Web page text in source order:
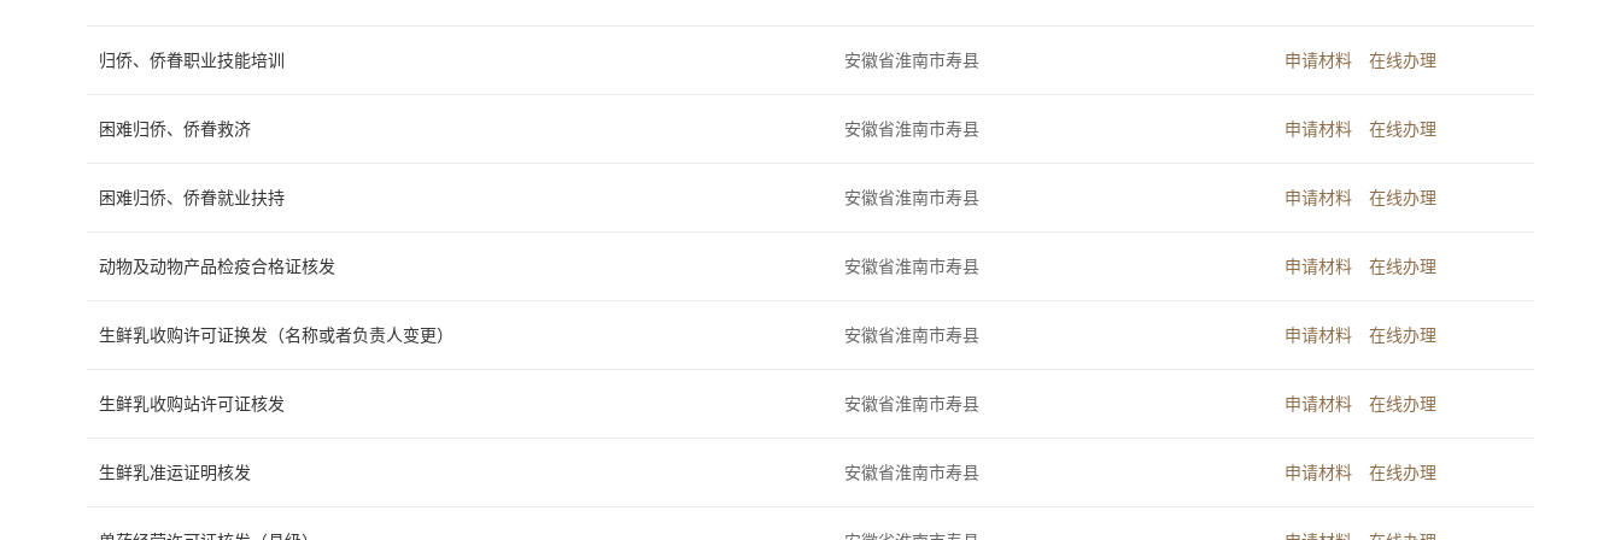
归侨、侨眷职业技能培训 安徽省淮南市寿县 申请材料 在线办理
困难归侨、侨眷救济 安徽省淮南市寿县 申请材料 在线办理
困难归侨、侨眷就业扶持 安徽省淮南市寿县 申请材料 在线办理
动物及动物产品检疫合格证核发 安徽省淮南市寿县 申请材料 在线办理
生鲜乳收购许可证换发（名称或者负责人变更） 安徽省淮南市寿县 申请材料 在线办理
生鲜乳收购站许可证核发 安徽省淮南市寿县 申请材料 在线办理
生鲜乳准运证明核发 安徽省淮南市寿县 申请材料 在线办理